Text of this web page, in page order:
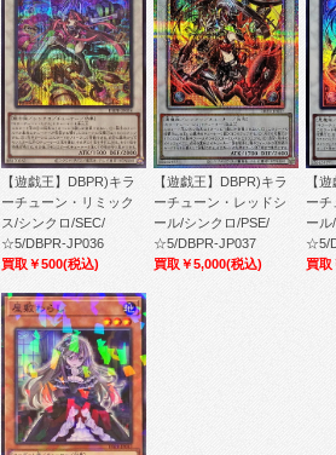
【遊戯王】DBPR)キラ
ーチューン・リミック
ス/シンクロ/SEC/
☆5/DBPR-JP036
買取￥500(税込)
【遊戯王】DBPR)キラ
ーチューン・レッドシ
ール/シンクロ/PSE/
☆5/DBPR-JP037
買取￥5,000(税込)
【
ーチ
ール
☆5/
買取